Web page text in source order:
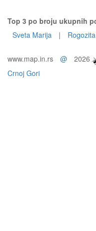
Top 3 po broju ukupnih
Sveta Marija
|
www.map.in.rs @ 2026
Crnoj Gori